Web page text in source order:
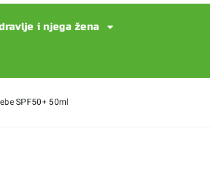
i njega žena
SPF50+ 50ml